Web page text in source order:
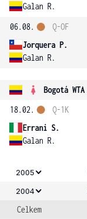
Galan R.
06.08.
Jorquera P.
Galan R.
Q-OF
Bogotá WTA
18.02.
Errani S.
Galan R.
Q-1K
2005
2004
Celkem